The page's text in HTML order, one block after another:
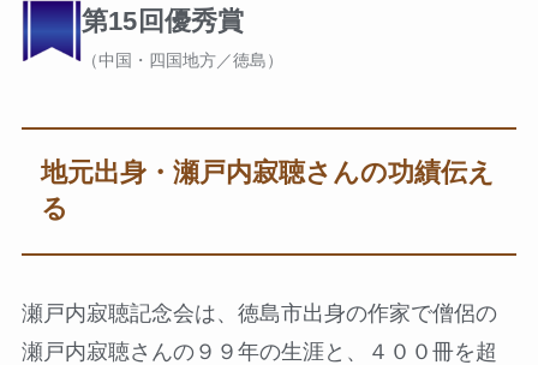
第15回優秀賞
（中国・四国地方／徳島）
地元出身・瀬戸内寂聴さんの功績伝え
る
瀬戸内寂聴記念会は、徳島市出身の作家で僧侶の
瀬戸内寂聴さんの９９年の生涯と、４００冊を超